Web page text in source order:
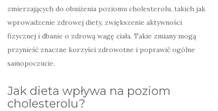
zmierzających do obniżenia poziomu cholesterolu, takich jak
wprowadzenie zdrowej diety, zwiększenie aktywności
fizycznej i dbanie o zdrową wagę ciała. Takie zmiany mogą
przynieść znaczne korzyści zdrowotne i poprawić ogólne
samopoczucie.
Jak dieta wpływa na poziom
cholesterolu?